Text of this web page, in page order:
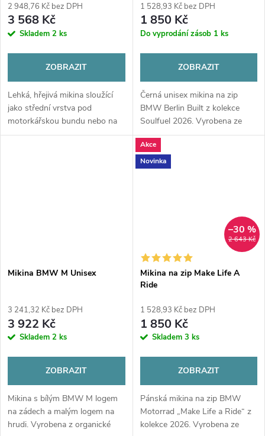
2 948,76 Kč bez DPH
3 568 Kč
Skladem 2 ks
ZOBRAZIT
Lehká, hřejivá mikina sloužící
jako střední vrstva pod
motorkářskou bundu nebo na
běžné nošení.
1 528,93 Kč bez DPH
1 850 Kč
Do vyprodání zásob 1 ks
ZOBRAZIT
Černá unisex mikina na zip
BMW Berlin Built z kolekce
Soulfuel 2026. Vyrobena ze
100% organické bavlny (French
Terry), s hrdým potiskem na
zádech. Pohodlí a styl pro
Mikina BMW M Unisex
3 241,32 Kč bez DPH
3 922 Kč
Skladem 2 ks
ZOBRAZIT
Mikina s bílým BMW M logem
na zádech a malým logem na
hrudi. Vyrobena z organické
Akce
Novinka
2 643 Kč
–30 %
Mikina na zip Make Life A
Ride
1 528,93 Kč bez DPH
1 850 Kč
Skladem 3 ks
ZOBRAZIT
Pánská mikina na zip BMW
Motorrad „Make Life a Ride“ z
kolekce 2026. Vyrobena ze